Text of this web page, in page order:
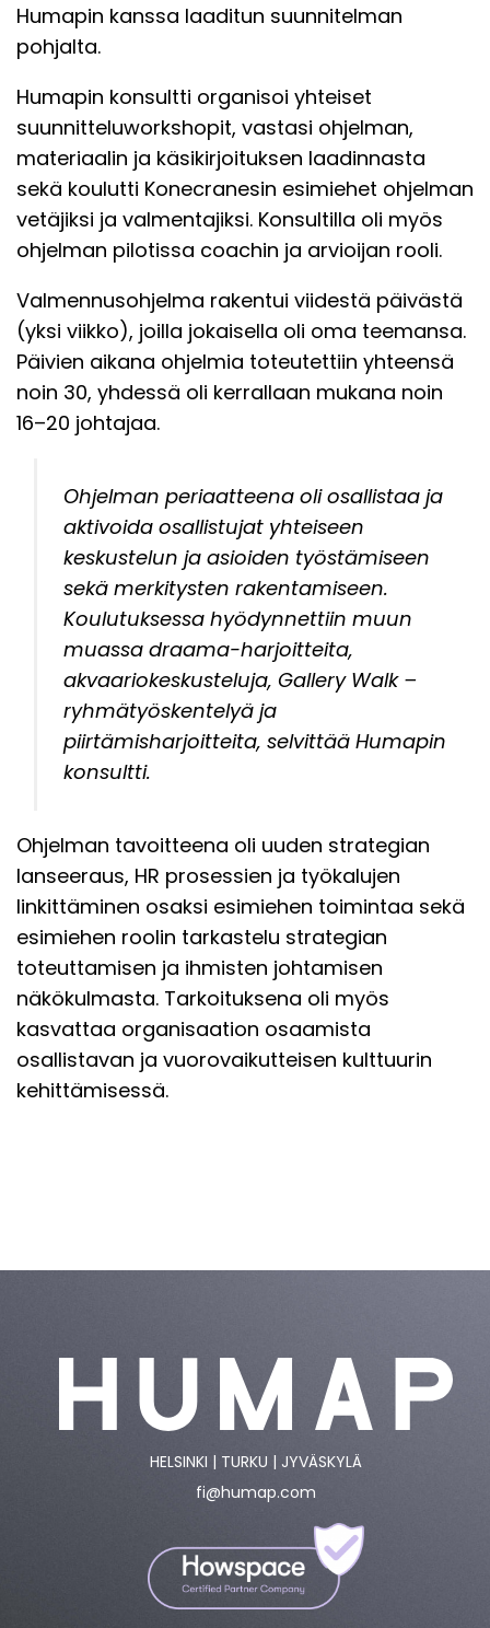
Humapin kanssa laaditun suunnitelman
pohjalta.
Humapin konsultti organisoi yhteiset
suunnitteluworkshopit, vastasi ohjelman,
materiaalin ja käsikirjoituksen laadinnasta
sekä koulutti Konecranesin esimiehet ohjelman
vetäjiksi ja valmentajiksi. Konsultilla oli myös
ohjelman pilotissa coachin ja arvioijan rooli.
Valmennusohjelma rakentui viidestä päivästä
(yksi viikko), joilla jokaisella oli oma teemansa.
Päivien aikana ohjelmia toteutettiin yhteensä
noin 30, yhdessä oli kerrallaan mukana noin
16–20 johtajaa.
Ohjelman periaatteena oli osallistaa ja
aktivoida osallistujat yhteiseen
keskustelun ja asioiden työstämiseen
sekä merkitysten rakentamiseen.
Koulutuksessa hyödynnettiin muun
muassa draama-harjoitteita,
akvaariokeskusteluja, Gallery Walk –
ryhmätyöskentelyä ja
piirtämisharjoitteita, selvittää Humapin
konsultti.
Ohjelman tavoitteena oli uuden strategian
lanseeraus, HR prosessien ja työkalujen
linkittäminen osaksi esimiehen toimintaa sekä
esimiehen roolin tarkastelu strategian
toteuttamisen ja ihmisten johtamisen
näkökulmasta. Tarkoituksena oli myös
kasvattaa organisaation osaamista
osallistavan ja vuorovaikutteisen kulttuurin
kehittämisessä.
HELSINKI | TURKU | JYVÄSKYLÄ
fi@humap.com